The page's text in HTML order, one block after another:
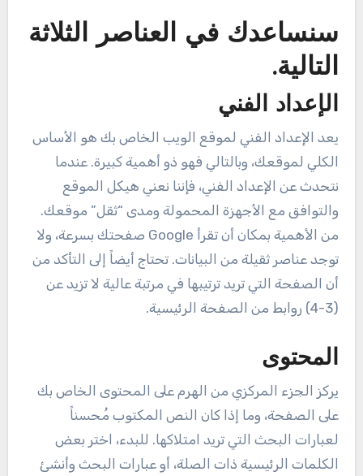
سنساعدك في العناصر الثلاثة
التالية.
الإعداد الفني
يعد الإعداد الفني لموقع الويب الخاص بك هو الأساس
الكلي لموقعك، وبالتالي فهو ذو أهمية كبيرة. عندما
نتحدث عن الإعداد الفني، فإننا نعني هيكل الموقع
والتوافق مع الأجهزة المحمولة ومدى “ثقل” موقعك.
من الأهمية بمكان أن تقرأ Google صفحتك بسرعة، ولا
توجد عناصر ثقيلة من البيانات. تحتاج أيضاً إلى التأكد من
أن الصفحة التي تريد ترتيبها في مرتبة عالية لا تزيد عن
(3-4) روابط من الصفحة الرئيسية.
المحتوى
يركز الجزء المركزي من الهرم على المحتوى الخاص بك
على الصفحة، وما إذا كان النص المكتوب مُحسناً
لعبارات البحث التي تريد امتلاكها. للبدء، اختر بعض
الكلمات الرئيسية ذات الصلة، أو عبارات البحث وأنشئ